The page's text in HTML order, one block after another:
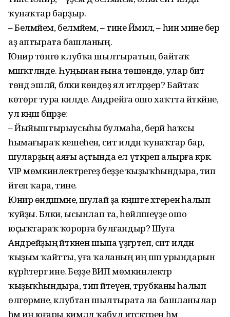
ҡунаҡтар барҙыр.
– Белмәйем, белмәйем, – тине Йәмилә, – һин мине бер
аҙ аптырата башланың.
Юнир төнгө клубҡа шылтыратып, байтаҡ
мәшәҡәтләнде. Һуңынан ғына төшөндө, улар бит
төндә эшләй, бәлки көндөҙ ял итәләрҙер? Байтаҡ
көтөргә тура килде. Андрейға ошо хаҡтта әйткәйне,
ул кәңәш бирҙе:
– Йыйыштырыусыһы булмаһа, берәй һаҡсы
һымағыраҡ кешеһенә, сит илдән ҡунаҡтар бар,
шуларҙың аяғы аҫтында ел үткәреп алырға кәрәк.
VIP мөмкинлектәрегеҙ беҙҙе ҡыҙыҡһындыра, тип
әйтеп ҡара, тине.
Юнир өндәшмәне, шулай ҙа кәңәште хәтеренә һалып
ҡуйҙы. Бәлки, ысынлап та, һөйләшеүҙе ошо
юҫыҡтараҡ ҡорорға булғандыр? Шуға
Андрейҙың әйткәнен шыпа үҙгәртеп, сит илдән
ҡыҙым ҡайтты, уға ҡаланың иң шәп урындарын
күрһәтергә ине. Беҙҙе ВИП мөмкинлектәр
ҡыҙыҡһындыра, тип әйтеүенә, трубканы һалып
өлгөрмәне, клубтан шылтырата ла башланылар
һәм иң юғары кимәлдә ҡабул итәсәктәрен һәм